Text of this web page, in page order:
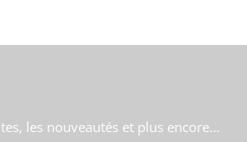
les nouveautés et plus encore…